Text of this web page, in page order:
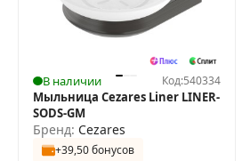
В наличии Код:540334
Мыльница Cezares Liner LINER-
SODS-GM
Бренд: Cezares
+39,50 бонусов